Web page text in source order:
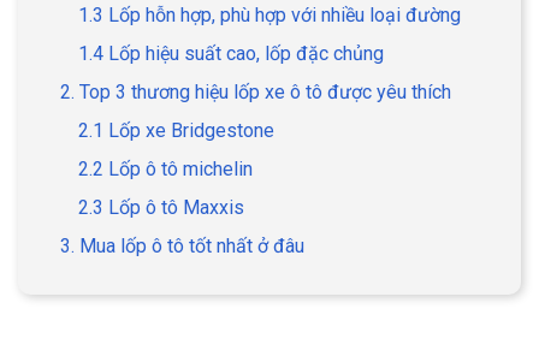
1.3 Lốp hỗn hợp, phù hợp với nhiều loại đường
1.4 Lốp hiệu suất cao, lốp đặc chủng
2. Top 3 thương hiệu lốp xe ô tô được yêu thích
2.1 Lốp xe Bridgestone
2.2 Lốp ô tô michelin
2.3 Lốp ô tô Maxxis
3. Mua lốp ô tô tốt nhất ở đâu